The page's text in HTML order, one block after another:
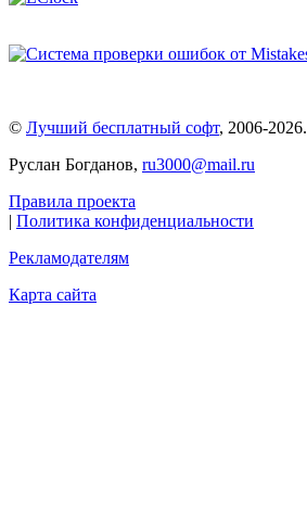
© Лучший бесплатный софт, 2006-2026.
Руслан Богданов, ru3000@mail.ru
Правила проекта
| Политика конфиденциальности
Рекламодателям
Карта сайта